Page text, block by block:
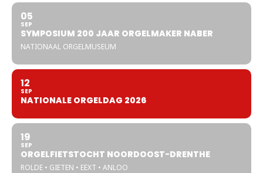
05
SEP
SYMPOSIUM 200 JAAR ORGELMAKER NABER
NATIONAAL ORGELMUSEUM
12
SEP
NATIONALE ORGELDAG 2026
19
SEP
ORGELFIETSTOCHT NOORDOOST-DRENTHE
ROLDE • GIETEN • EEXT • ANLOO